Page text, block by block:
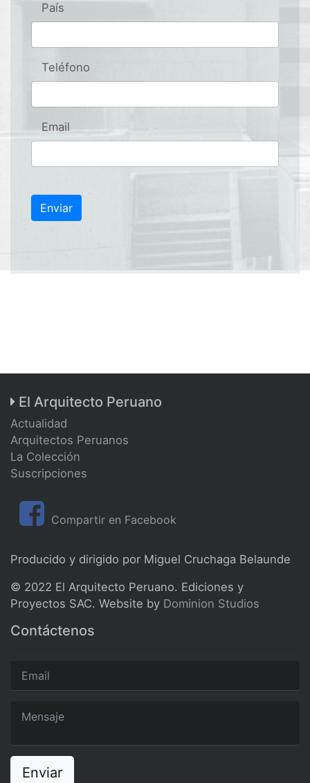
País
Teléfono
Email
Enviar
El Arquitecto Peruano
Actualidad
Arquitectos Peruanos
La Colección
Suscripciones
Compartir en Facebook
Producido y dirigido por Miguel Cruchaga Belaunde
© 2022 El Arquitecto Peruano. Ediciones y
Proyectos SAC. Website by Dominion Studios
Contáctenos
Enviar